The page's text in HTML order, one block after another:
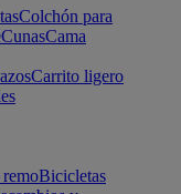
Colchón para
CunasCama
Carrito ligero
Bicicletas